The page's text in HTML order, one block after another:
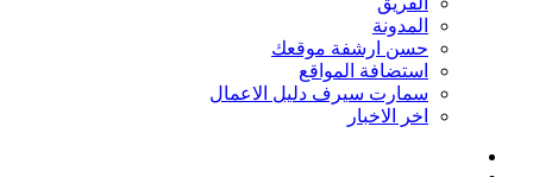
المدونة
حسن ارشفة موقعك
استضافة المواقع
سمارت سيرف دليل الاعمال
اخر الاخبار